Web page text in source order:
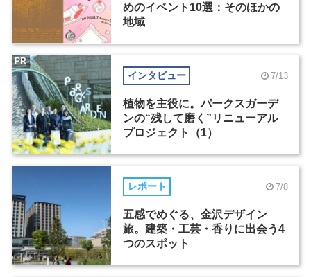
めのイベント10選：そのほかの
地域
インタビュー 7/13
植物を主役に。パークスガーデ
ンの“残して磨く”リニューアル
プロジェクト（1）
PR
レポート 7/8
五感でめぐる、金沢デザイン
旅。建築・工芸・香りに出会う4
つのスポット